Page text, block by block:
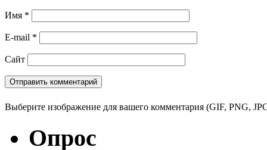
Имя *
E-mail *
Сайт
Выберите изображение для вашего комментария (GIF, PNG,
Опрос